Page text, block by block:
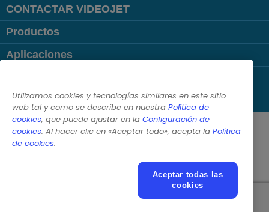
CONTACTAR VIDEOJET
Productos
Aplicaciones
Enlaces
Follow us on:
Trabaja con nosotros
Texto adicional para condiciones de utilización online
Utilizamos cookies y tecnologías similares en este sitio
web tal y como se describe en nuestra Política de
cookies, que puede ajustar en la Configuración de
cookies. Al hacer clic en «Aceptar todo», acepta la Política
de cookies.
Aceptar todas las
cookies